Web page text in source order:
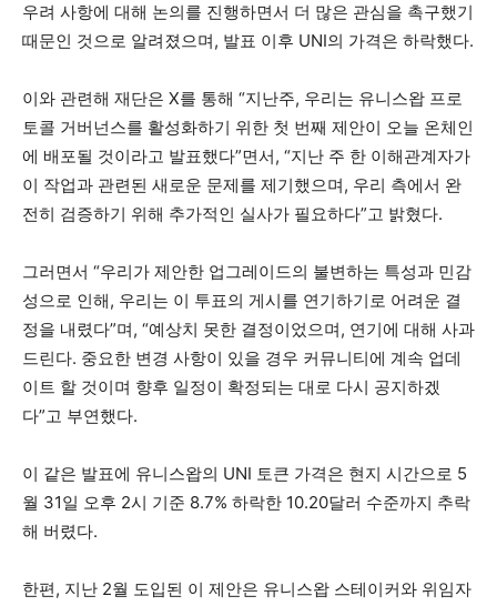
우려 사항에 대해 논의를 진행하면서 더 많은 관심을 촉구했기
때문인 것으로 알려졌으며, 발표 이후 UNI의 가격은 하락했다.
이와 관련해 재단은 X를 통해 “지난주, 우리는 유니스왑 프로
토콜 거버넌스를 활성화하기 위한 첫 번째 제안이 오늘 온체인
에 배포될 것이라고 발표했다”면서, “지난 주 한 이해관계자가
이 작업과 관련된 새로운 문제를 제기했으며, 우리 측에서 완
전히 검증하기 위해 추가적인 실사가 필요하다”고 밝혔다.
그러면서 “우리가 제안한 업그레이드의 불변하는 특성과 민감
성으로 인해, 우리는 이 투표의 게시를 연기하기로 어려운 결
정을 내렸다”며, “예상치 못한 결정이었으며, 연기에 대해 사과
드린다. 중요한 변경 사항이 있을 경우 커뮤니티에 계속 업데
이트 할 것이며 향후 일정이 확정되는 대로 다시 공지하겠
다”고 부연했다.
이 같은 발표에 유니스왑의 UNI 토큰 가격은 현지 시간으로 5
월 31일 오후 2시 기준 8.7% 하락한 10.20달러 수준까지 추락
해 버렸다.
한편, 지난 2월 도입된 이 제안은 유니스왑 스테이커와 위임자